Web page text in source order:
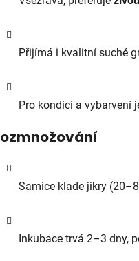
Přijímá i kvalitní suché
Pro kondici a vybarvení
Samice klade jikry
Inkubace trvá 2–3 dny,